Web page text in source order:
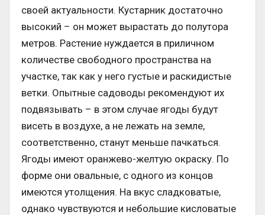
своей актуальности. Кустарник достаточно
высокий – он может вырастать до полутора
метров. Растение нуждается в приличном
количестве свободного пространства на
участке, так как у него густые и раскидистые
ветки. Опытные садоводы рекомендуют их
подвязывать – в этом случае ягоды будут
висеть в воздухе, а не лежать на земле,
соответственно, станут меньше пачкаться.
Ягоды имеют оранжево-желтую окраску. По
форме они овальные, с одного из концов
имеются утолщения. На вкус сладковатые,
однако чувствуются и небольшие кисловатые